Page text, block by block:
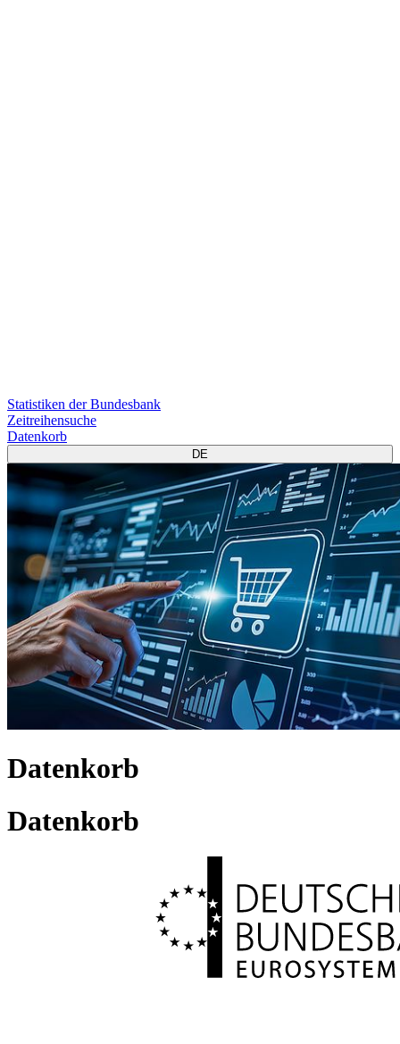
Statistiken der Bundesbank
Zeitreihensuche
Datenkorb
DE
Datenkorb
Datenkorb